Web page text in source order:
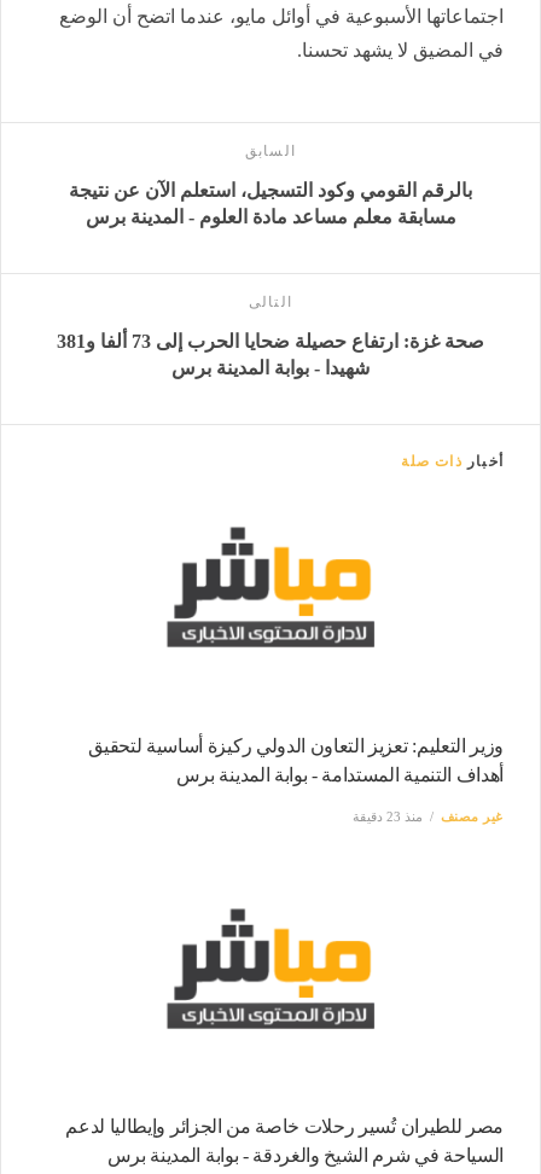
اجتماعاتها الأسبوعية في أوائل مايو، عندما اتضح أن الوضع
في المضيق لا يشهد تحسنا.
السابق
بالرقم القومي وكود التسجيل، استعلم الآن عن نتيجة
مسابقة معلم مساعد مادة العلوم - المدينة برس
التالى
صحة غزة: ارتفاع حصيلة ضحايا الحرب إلى 73 ألفا و381
شهيدا - بوابة المدينة برس
أخبار ذات صلة
وزير التعليم: تعزيز التعاون الدولي ركيزة أساسية لتحقيق
أهداف التنمية المستدامة - بوابة المدينة برس
غير مصنف منذ 23 دقيقة
مصر للطيران تُسير رحلات خاصة من الجزائر وإيطاليا لدعم
السياحة في شرم الشيخ والغردقة - بوابة المدينة برس